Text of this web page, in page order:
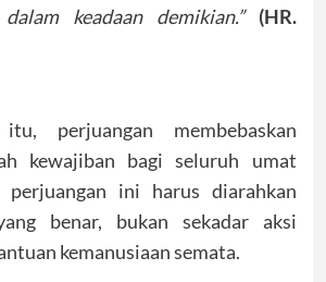
keadaan demikian.”
(HR.
perjuangan membebaskan
kewajiban bagi seluruh umat
perjuangan ini harus diarahkan
benar, bukan sekadar aksi
kemanusiaan semata.